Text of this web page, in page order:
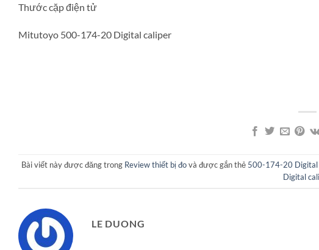
Thước cặp điện tử
Mitutoyo 500-174-20 Digital caliper
Bài viết này được đăng trong Review thiết bị đovà được gắn thẻ 500-174-20 Digital
Digital
LE DUONG